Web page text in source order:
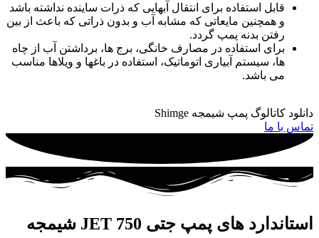
قابل استفاده برای انتقال آبهایی که ذرات ساینده نداشته باشد
و همچنین مایعاتی که مشابه آب و بدون ذراتی که باعث از بین
رفتن بدنه پمپ گردد.
برای استفاده در مصارف خانگی، برج ها، برداشتن آب از چاه
ها، سیستم آبیاری اتوماتیک، استفاده در باغها و ویلاها مناسب
می باشد.
دانلود کاتالوگ پمپ شیمجه Shimge
تماس با ما
استاندارد های پمپ جتی JET 750 شیمجه